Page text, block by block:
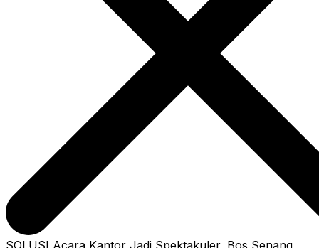
SOLUSI Acara Kantor Jadi Spektakuler, Bos Senang